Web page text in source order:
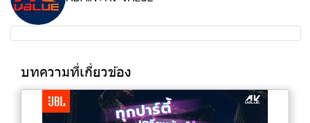
บทความที่เกี่ยวข้อง